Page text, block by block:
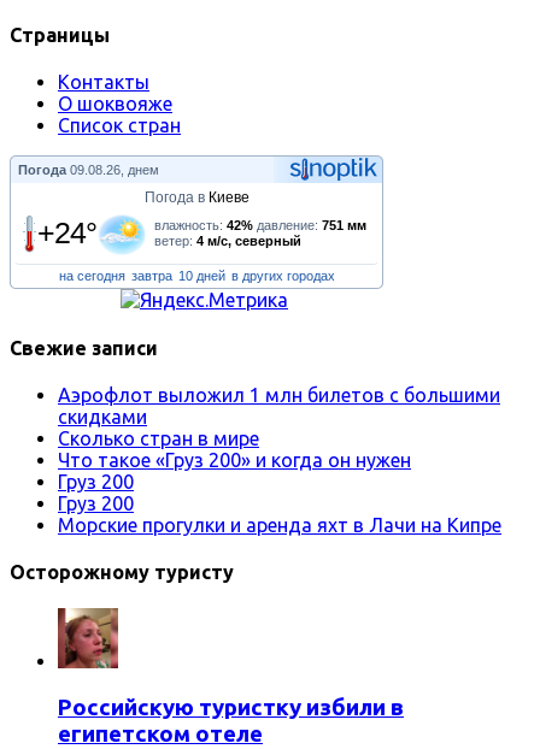
Страницы
Контакты
О шоквояже
Список стран
Погода 09.08.26, днем
Погода в Киеве
+24° влажность: 42% давление: 751 мм
ветер: 4 м/с, северный
на сегодня завтра 10 дней в других городах
Свежие записи
Аэрофлот выложил 1 млн билетов с большими
скидками
Сколько стран в мире
Что такое «Груз 200» и когда он нужен
Груз 200
Груз 200
Морские прогулки и аренда яхт в Лачи на Кипре
Осторожному туристу
Российскую туристку избили в
египетском отеле